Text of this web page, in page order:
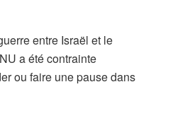
entre Israël et le
a été contrainte
ou faire une pause dans